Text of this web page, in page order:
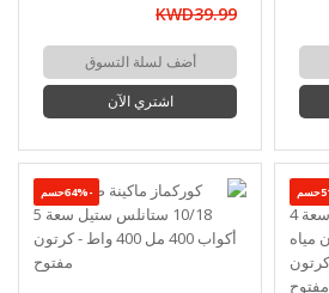
KWD39.99
أضف لسلة التسوق
اشتري الآن
-64%حسم